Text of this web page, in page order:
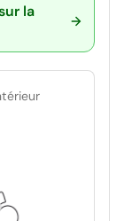
la